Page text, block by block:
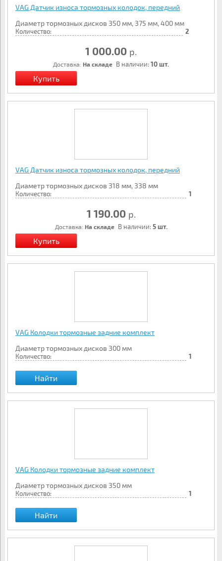
VAG Датчик износа тормозных колодок, передний
Диаметр тормозных дисков 350 мм, 375 мм, 400 мм
Количество: 2
1 000.00 р.
Доставка: На складе В наличии: 10 шт.
VAG Датчик износа тормозных колодок, передний
Диаметр тормозных дисков 318 мм, 338 мм
Количество: 1
1 190.00 р.
Доставка: На складе В наличии: 5 шт.
VAG Колодки тормозные задние комплект
Диаметр тормозных дисков 300 мм
Количество: 1
Найти
VAG Колодки тормозные задние комплект
Диаметр тормозных дисков 350 мм
Количество: 1
Найти